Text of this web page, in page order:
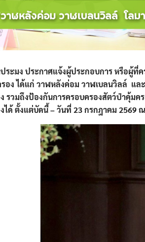
ระมง ประกาศแจ้งผู้ประกอบการ หรือผู้
อง ได้แก่ วาฬหลังค่อม วาฬเบลนวิลล์ แล
รวมถึงป้องกันการครอบครองสัตว์ป่าคุ้มค
ได้ ตั้งแต่บัดนี้ – วันที่ 23 กรกฎาคม 2569